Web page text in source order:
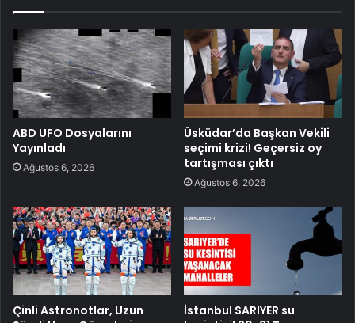
ABD UFO Dosyalarını
Yayınladı
Ağustos 6, 2026
Üsküdar’da Başkan Vekili
seçimi krizi! Geçersiz oy
tartışması çıktı
Ağustos 6, 2026
Çinli Astronotlar, Uzun
İstanbul SARIYER su